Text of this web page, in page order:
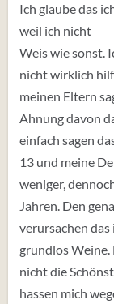
Ich glaube das
weil ich nicht
Weis wie sonst.
nicht wirklich
meinen Eltern
Ahnung davon
einfach sagen
13 und meine
weniger,
Jahren. Den
verursachen
grundlos Weine.
nicht die
hassen mich